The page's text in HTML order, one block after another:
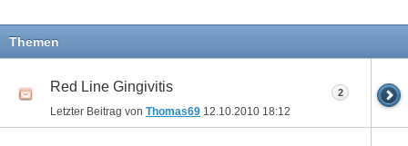
Themen
Red Line Gingivitis
Letzter Beitrag von Thomas69 12.10.2010 18:12
2